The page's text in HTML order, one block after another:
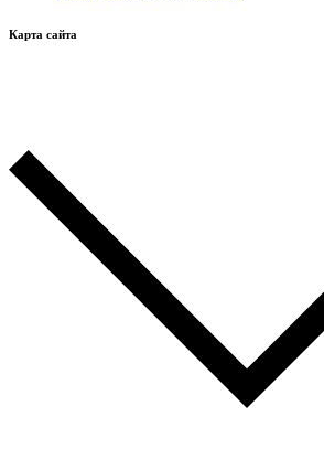
Карта сайта